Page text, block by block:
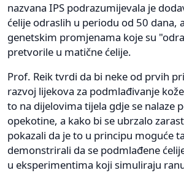
nazvana IPS podrazumijevala je
ćelije odraslih u periodu od 50 dana,
genetskim promjenama koje su
pretvorile u matične ćelije.
Prof. Reik tvrdi da bi neke od prvih
razvoj lijekova za podmlađivanje
to na dijelovima tijela gdje se nalaze
opekotine, a kako bi se ubrzalo
pokazali da je to u principu moguće
demonstrirali da se podmlađene
u eksperimentima koji simuliraju